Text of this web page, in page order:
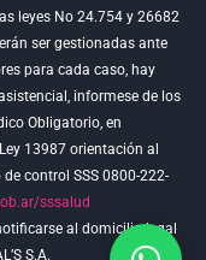
leyes No 24.754 y 26682
ser gestionadas ante
para cada caso, hay
informese de los
Obligatorio, en
13987 orientación al
control SSS 0800-222-
sssalud
al domicilio legal
S.A.